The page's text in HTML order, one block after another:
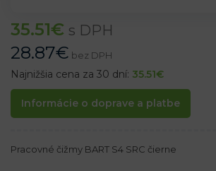
35.51€ s DPH
28.87€ bez DPH
Najnižšia cena za 30 dní: 35.51€
Informácie o doprave a platbe
Pracovné čižmy BART S4 SRC čierne